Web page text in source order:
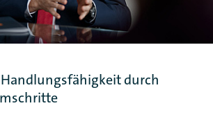
durch